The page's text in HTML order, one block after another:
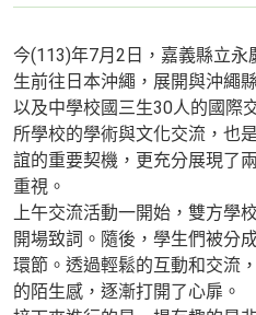
今(113)年7月2日，嘉義縣立
生前往日本沖繩，展開與沖繩
以及中學校國三生30人的國際
所學校的學術與文化交流，也
誼的重要契機，更充分展現了
重視。
上午交流活動一開始，雙方學
開場致詞。隨後，學生們被分
環節。透過輕鬆的互動和交流
的陌生感，逐漸打開了心扉。